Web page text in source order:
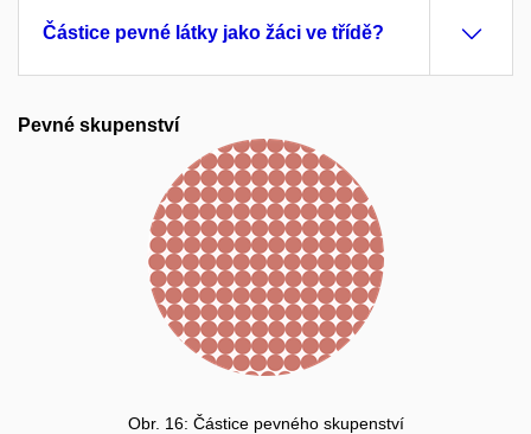
Částice pevné látky jako žáci ve třídě?
Pevné skupenství
Obr. 16: Částice pevného skupenství